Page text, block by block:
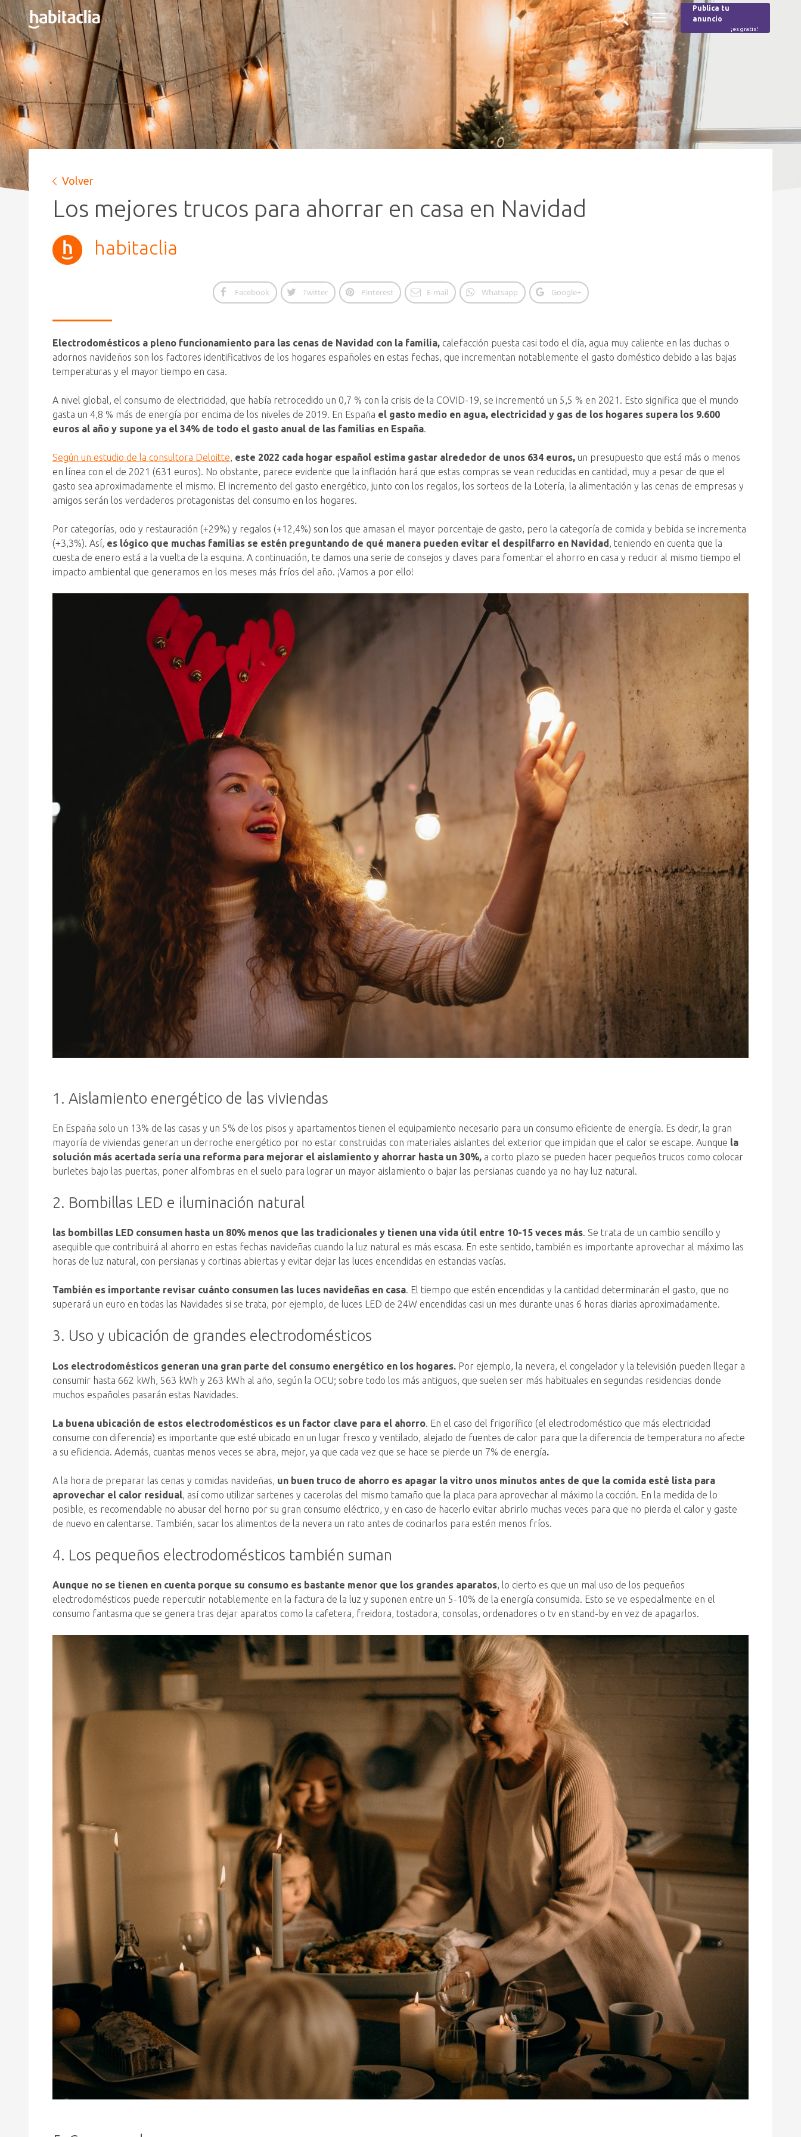
Buscar
Menú
Burger
Publica tu
anuncio
¡es gratis!
Volver
Los mejores trucos para ahorrar en casa en Navidad
habitaclia
Facebook Twitter Pinterest E-mail Whatsapp Google+
Electrodomésticos a pleno funcionamiento para las cenas de Navidad con la familia, calefacción puesta casi todo el día, agua muy caliente en las duchas o
adornos navideños son los factores identificativos de los hogares españoles en estas fechas, que incrementan notablemente el gasto doméstico debido a las bajas
temperaturas y el mayor tiempo en casa.
A nivel global, el consumo de electricidad, que había retrocedido un 0,7 % con la crisis de la COVID-19, se incrementó un 5,5 % en 2021. Esto significa que el mundo
gasta un 4,8 % más de energía por encima de los niveles de 2019. En España el gasto medio en agua, electricidad y gas de los hogares supera los 9.600
euros al año y supone ya el 34% de todo el gasto anual de las familias en España.
Según un estudio de la consultora Deloitte, este 2022 cada hogar español estima gastar alrededor de unos 634 euros, un presupuesto que está más o menos
en línea con el de 2021 (631 euros). No obstante, parece evidente que la inflación hará que estas compras se vean reducidas en cantidad, muy a pesar de que el
gasto sea aproximadamente el mismo. El incremento del gasto energético, junto con los regalos, los sorteos de la Lotería, la alimentación y las cenas de empresas y
amigos serán los verdaderos protagonistas del consumo en los hogares.
Por categorías, ocio y restauración (+29%) y regalos (+12,4%) son los que amasan el mayor porcentaje de gasto, pero la categoría de comida y bebida se incrementa
(+3,3%). Así, es lógico que muchas familias se estén preguntando de qué manera pueden evitar el despilfarro en Navidad, teniendo en cuenta que la
cuesta de enero está a la vuelta de la esquina. A continuación, te damos una serie de consejos y claves para fomentar el ahorro en casa y reducir al mismo tiempo el
impacto ambiental que generamos en los meses más fríos del año. ¡Vamos a por ello!
1. Aislamiento energético de las viviendas
En España solo un 13% de las casas y un 5% de los pisos y apartamentos tienen el equipamiento necesario para un consumo eficiente de energía. Es decir, la gran
mayoría de viviendas generan un derroche energético por no estar construidas con materiales aislantes del exterior que impidan que el calor se escape. Aunque la
solución más acertada sería una reforma para mejorar el aislamiento y ahorrar hasta un 30%, a corto plazo se pueden hacer pequeños trucos como colocar
burletes bajo las puertas, poner alfombras en el suelo para lograr un mayor aislamiento o bajar las persianas cuando ya no hay luz natural.
2. Bombillas LED e iluminación natural
las bombillas LED consumen hasta un 80% menos que las tradicionales y tienen una vida útil entre 10-15 veces más. Se trata de un cambio sencillo y
asequible que contribuirá al ahorro en estas fechas navideñas cuando la luz natural es más escasa. En este sentido, también es importante aprovechar al máximo las
horas de luz natural, con persianas y cortinas abiertas y evitar dejar las luces encendidas en estancias vacías.
También es importante revisar cuánto consumen las luces navideñas en casa. El tiempo que estén encendidas y la cantidad determinarán el gasto, que no
superará un euro en todas las Navidades si se trata, por ejemplo, de luces LED de 24W encendidas casi un mes durante unas 6 horas diarias aproximadamente.
3. Uso y ubicación de grandes electrodomésticos
Los electrodomésticos generan una gran parte del consumo energético en los hogares. Por ejemplo, la nevera, el congelador y la televisión pueden llegar a
consumir hasta 662 kWh, 563 kWh y 263 kWh al año, según la OCU; sobre todo los más antiguos, que suelen ser más habituales en segundas residencias donde
muchos españoles pasarán estas Navidades.
La buena ubicación de estos electrodomésticos es un factor clave para el ahorro . En el caso del frigorífico (el electrodoméstico que más electricidad
consume con diferencia) es importante que esté ubicado en un lugar fresco y ventilado, alejado de fuentes de calor para que la diferencia de temperatura no afecte
a su eficiencia. Además, cuantas menos veces se abra, mejor, ya que cada vez que se hace se pierde un 7% de energía.
A la hora de preparar las cenas y comidas navideñas, un buen truco de ahorro es apagar la vitro unos minutos antes de que la comida esté lista para
aprovechar el calor residual , así como utilizar sartenes y cacerolas del mismo tamaño que la placa para aprovechar al máximo la cocción. En la medida de lo
posible, es recomendable no abusar del horno por su gran consumo eléctrico, y en caso de hacerlo evitar abrirlo muchas veces para que no pierda el calor y gaste
de nuevo en calentarse. También, sacar los alimentos de la nevera un rato antes de cocinarlos para estén menos fríos.
4. Los pequeños electrodomésticos también suman
Aunque no se tienen en cuenta porque su consumo es bastante menor que los grandes aparatos, lo cierto es que un mal uso de los pequeños
electrodomésticos puede repercutir notablemente en la factura de la luz y suponen entre un 5-10% de la energía consumida. Esto se ve especialmente en el
consumo fantasma que se genera tras dejar aparatos como la cafetera, freidora, tostadora, consolas, ordenadores o tv en stand-by en vez de apagarlos.